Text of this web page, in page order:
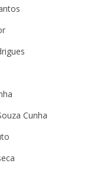
Cunha